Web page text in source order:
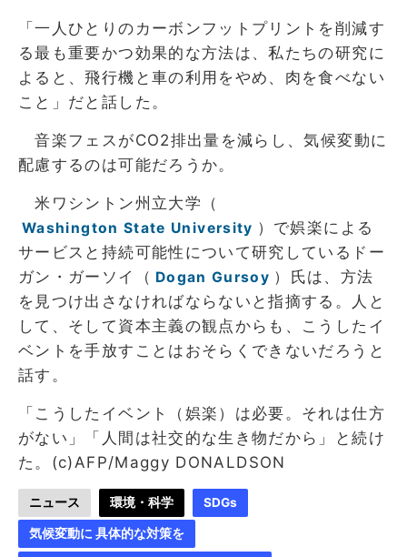
「一人ひとりのカーボンフットプリントを削減す
る最も重要かつ効果的な方法は、私たちの研究に
よると、飛行機と車の利用をやめ、肉を食べない
こと」だと話した。
音楽フェスがCO2排出量を減らし、気候変動に
配慮するのは可能だろうか。
米ワシントン州立大学（
Washington State University ）で娯楽による
サービスと持続可能性について研究しているドー
ガン・ガーソイ（ Dogan Gursoy ）氏は、方法
を見つけ出さなければならないと指摘する。人と
して、そして資本主義の観点からも、こうしたイ
ベントを手放すことはおそらくできないだろうと
話す。
「こうしたイベント（娯楽）は必要。それは仕方
がない」「人間は社交的な生き物だから」と続け
た。(c)AFP/Maggy DONALDSON
ニュース 環境・科学 SDGs
気候変動に 具体的な対策を